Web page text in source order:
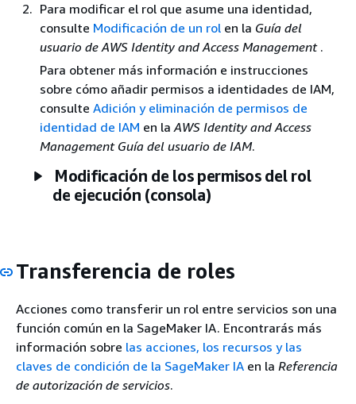
Para modificar el rol que asume una identidad,
consulte Modificación de un rol en la Guía del
usuario de AWS Identity and Access Management .
Para obtener más información e instrucciones
sobre cómo añadir permisos a identidades de IAM,
consulte Adición y eliminación de permisos de
identidad de IAM en laAWS Identity and Access
Management Guía del usuario de IAM.
Modificación de los permisos del rol
de ejecución (consola)
Transferencia de roles
Acciones como transferir un rol entre servicios son una
función común en la SageMaker IA. Encontrarás más
información sobre las acciones, los recursos y las
claves de condición de la SageMaker IA en la Referencia
de autorización de servicios.